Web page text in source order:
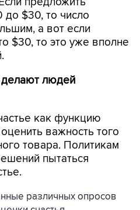
до $30, то число
а вот если
$30, то это уже вполне
людей
как функцию
важность того
товара. Политикам
пытаться
различных опросов